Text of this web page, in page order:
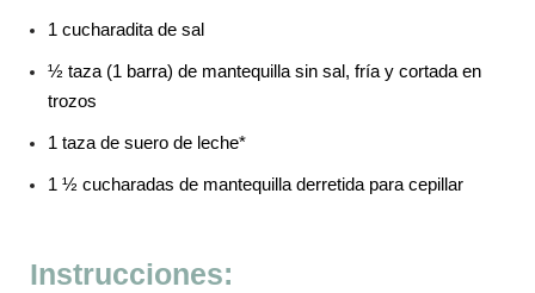
1 cucharadita de sal
½ taza (1 barra) de mantequilla sin sal, fría y cortada en
trozos
1 taza de suero de leche*
1 ½ cucharadas de mantequilla derretida para cepillar
Instrucciones: